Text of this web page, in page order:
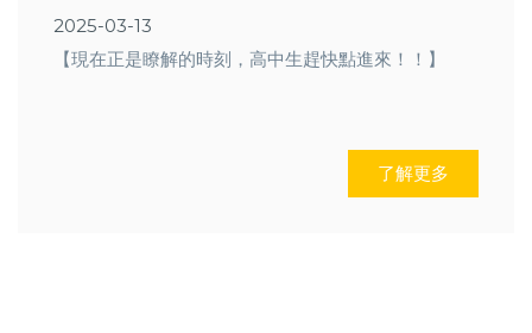
2025-03-13
【現在正是瞭解的時刻，高中生趕快點進來！！】
了解更多